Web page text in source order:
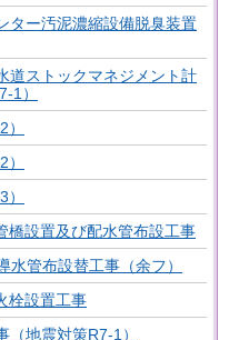
ター汚泥濃縮設備脱臭装置
道ストックマネジメント計
1）
橋設置及び配水管布設工事
水管布設替工事（余フ）
栓設置工事
（地震対策R7-1）